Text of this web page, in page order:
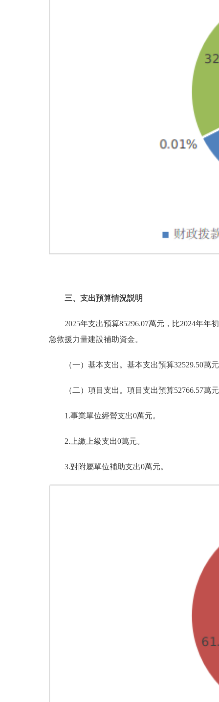
三、支出預算情況説明
2025年支出預算85296.07萬元，比2024年年初
急救援力量建設補助資金。
（一） 基本支出。基本支出預算32529.50萬
（二）項目支出。項目支出預算52766.57萬元
1.事業單位經營支出0萬元。
2.上繳上級支出0萬元。
3.對附屬單位補助支出0萬元。